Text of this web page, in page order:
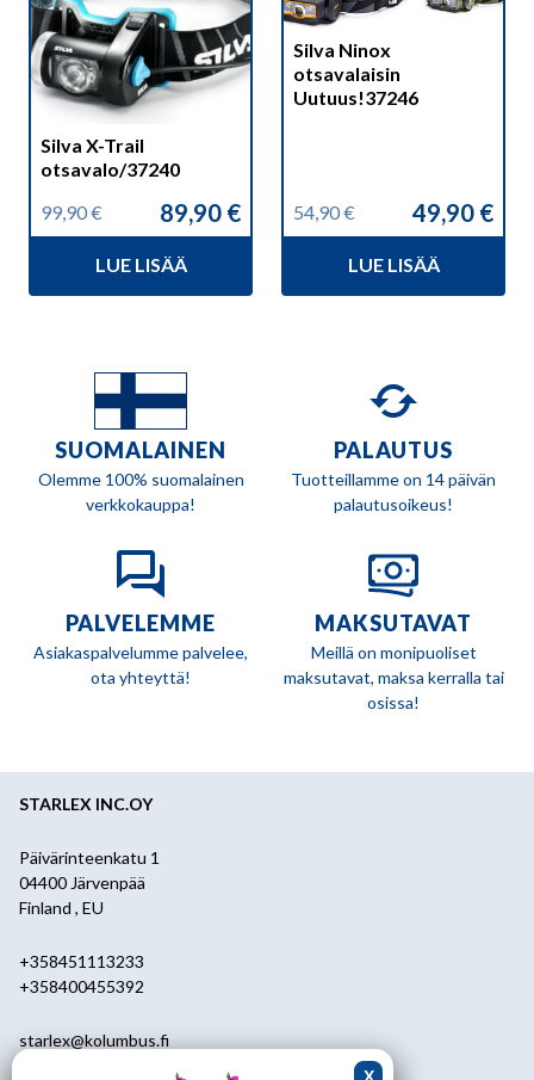
Silva X-Trail
otsavalo/37240
99,90€
Alkuperäinen
hinta
99,90 €.
89,90 €
Nykyinen
hinta
89,90 €.
LUE LISÄÄ
Silva Ninox
otsavalaisin
Uutuus!37246
54,90€
Alkuperäinen
hinta
54,90 €.
49,90 €
Nykyinen
hinta
49,90 €.
LUE LISÄÄ
SUOMALAINEN
Olemme 100% suomalainen
verkkokauppa!
PALAUTUS
Tuotteillamme on 14 päivän
palautusoikeus!
PALVELEMME
Asiakaspalvelumme palvelee,
ota yhteyttä!
MAKSUTAVAT
Meillä on monipuoliset
maksutavat, maksa kerralla tai
osissa!
STARLEX INC.OY
Päivärinteenkatu 1
04400 Järvenpää
Finland , EU
+358451113233
+358400455392
starlex@kolumbus.fi